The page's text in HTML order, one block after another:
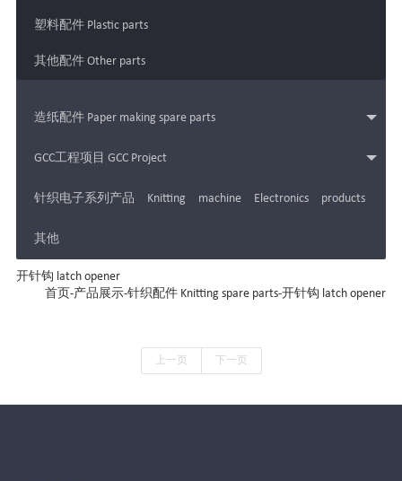
塑料配件 Plastic parts
其他配件 Other parts
造纸配件 Paper making spare parts
GCC工程项目 GCC Project
针织电子系列产品 Knitting machine Electronics products
其他
开针钩 latch opener
首页-产品展示-针织配件 Knitting spare parts-开针钩 latch opener
上一页 下一页